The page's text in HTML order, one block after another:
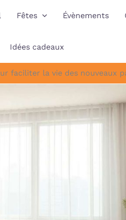
Fêtes Évènements
Idées cadeaux
faciliter la vie des nouveaux